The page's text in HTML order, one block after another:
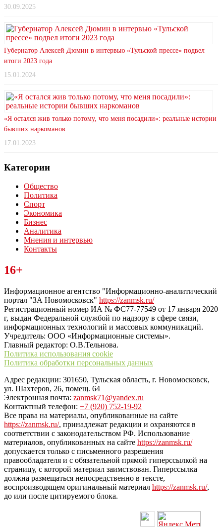
30.09.2025
Губернатор Алексей Дюмин в интервью «Тульской прессе» подвел
итоги 2023 года
15.01.2024
«Я остался жив только потому, что меня посадили»: реальные истории
бывших наркоманов
17.01.2023
Категории
Общество
Политика
Спорт
Экономика
Бизнес
Аналитика
Мнения и интервью
Контакты
Читайте последние новости дня в Тульской области на сайте
“ЗаНовомосковск”
16+
Информационное агентство "Информационно-аналитический
портал "ЗА Новомосковск" https://zanmsk.ru/
Регистрационный номер ИА № ФС77-77549 от 17 января 2020
г, выдан Федеральной службой по надзору в сфере связи,
информационных технологий и массовых коммуникаций.
Учредитель: ООО «Информационные системы».
Главный редактор: О.В.Тельнова.
Политика использования cookie
Политика обработки персональных данных
Адрес редакции: 301650, Тульская область, г. Новомосковск,
ул. Шахтеров, 26, помещ. 64
Электронная почта: zanmsk71@yandex.ru
Контактный телефон: +7 (920) 752-19-92
Все права на материалы, опубликованные на сайте
https://zanmsk.ru/, принадлежат редакции и охраняются в
соответствии с законодательством РФ. Использование
материалов, опубликованных на сайте https://zanmsk.ru/
допускается только с письменного разрешения
правообладателя и с обязательной прямой гиперссылкой на
страницу, с которой материал заимствован. Гиперссылка
должна размещаться непосредственно в тексте,
воспроизводящем оригинальный материал https://zanmsk.ru/,
до или после цитируемого блока.